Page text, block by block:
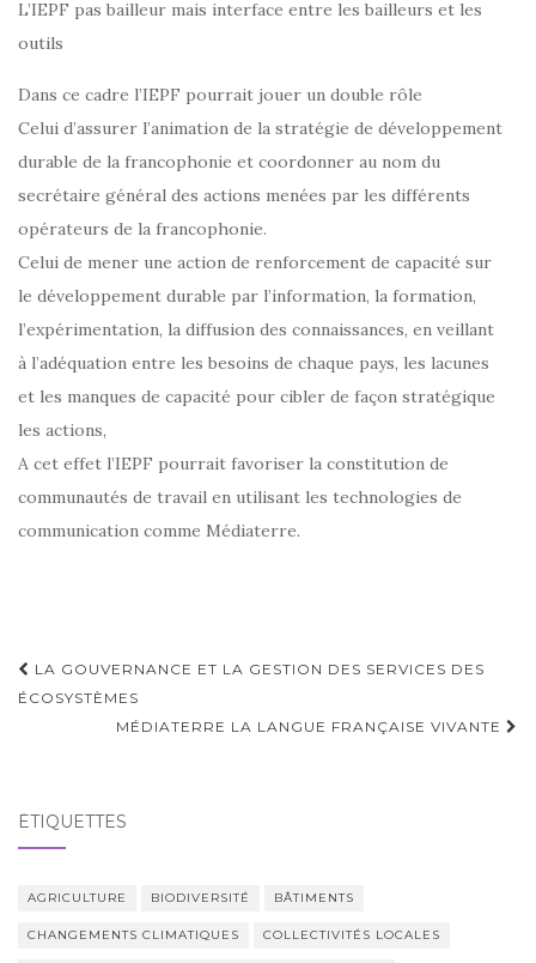
L’IEPF pas bailleur mais interface entre les bailleurs et les
outils
Dans ce cadre l’IEPF pourrait jouer un double rôle
Celui d’assurer l’animation de la stratégie de développement
durable de la francophonie et coordonner au nom du
secrétaire général des actions menées par les différents
opérateurs de la francophonie.
Celui de mener une action de renforcement de capacité sur
le développement durable par l’information, la formation,
l’expérimentation, la diffusion des connaissances, en veillant
à l’adéquation entre les besoins de chaque pays, les lacunes
et les manques de capacité pour cibler de façon stratégique
les actions,
A cet effet l’IEPF pourrait favoriser la constitution de
communautés de travail en utilisant les technologies de
communication comme Médiaterre.
Navigation
d'article
LA GOUVERNANCE ET LA GESTION DES SERVICES DES
ÉCOSYSTÈMES
MÉDIATERRE LA LANGUE FRANÇAISE VIVANTE
ÉTIQUETTES
AGRICULTURE BIODIVERSITÉ BÂTIMENTS
CHANGEMENTS CLIMATIQUES COLLECTIVITÉS LOCALES